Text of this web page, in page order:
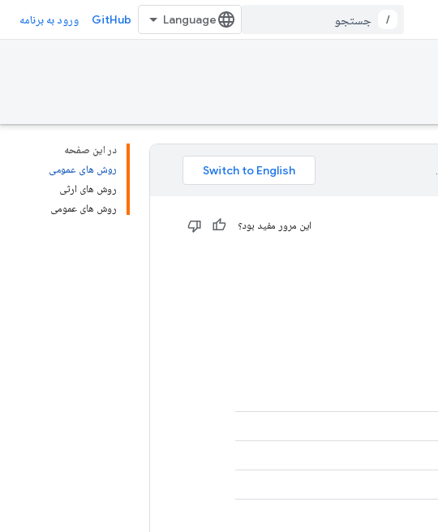
/
GitHub ورود به برنامه
در این صفحه
روش های عمومی
روش های ارثی
روش های عمومی
این مرور مفید بود؟